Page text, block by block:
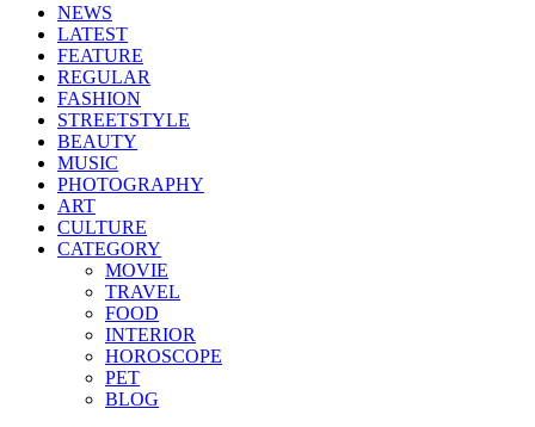
NEWS
LATEST
FEATURE
REGULAR
FASHION
STREETSTYLE
BEAUTY
MUSIC
PHOTOGRAPHY
ART
CULTURE
CATEGORY
MOVIE
TRAVEL
FOOD
INTERIOR
HOROSCOPE
PET
BLOG